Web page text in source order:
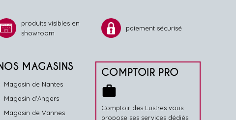
produits visibles en
showroom
paiement sécurisé
MAGASINS
Magasin de Nantes
Magasin d'Angers
Magasin de Vannes
COMPTOIR PRO
work
Comptoir des Lustres vous
propose ses services dédiés